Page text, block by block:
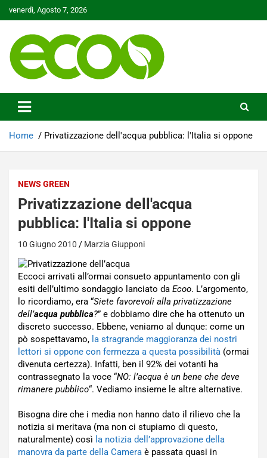
to
venerdì, Agosto 7, 2026
Ecoo.it
Home Privatizzazione dell'acqua pubblica: l'Italia si oppone
NEWS GREEN
Privatizzazione dell'acqua
pubblica: l'Italia si oppone
10 Giugno 2010 Marzia Giupponi
Eccoci arrivati all’ormai consueto appuntamento con gli
esiti dell’ultimo sondaggio lanciato da Ecoo. L’argomento,
lo ricordiamo, era “Siete favorevoli alla privatizzazione
dell’acqua pubblica?” e dobbiamo dire che ha ottenuto un
discreto successo. Ebbene, veniamo al dunque: come un
pò sospettavamo, la stragrande maggioranza dei nostri
lettori si oppone con fermezza a questa possibilità (ormai
divenuta certezza). Infatti, ben il 92% dei votanti ha
contrassegnato la voce “NO: l’acqua è un bene che deve
rimanere pubblico“. Vediamo insieme le altre alternative.
Bisogna dire che i media non hanno dato il rilievo che la
notizia si meritava (ma non ci stupiamo di questo,
naturalmente) così la notizia dell’approvazione della
manovra da parte della Camera è passata quasi in